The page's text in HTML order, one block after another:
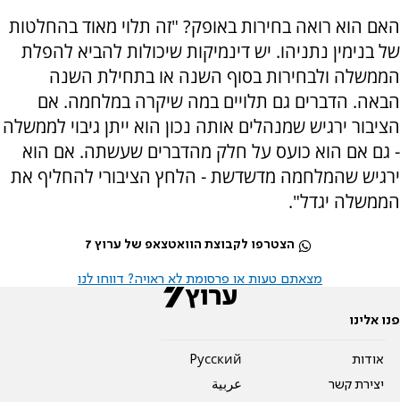
האם הוא רואה בחירות באופק? "זה תלוי מאוד בהחלטות
של בנימין נתניהו. יש דינמיקות שיכולות להביא להפלת
הממשלה ולבחירות בסוף השנה או בתחילת השנה
הבאה. הדברים גם תלויים במה שיקרה במלחמה. אם
הציבור ירגיש שמנהלים אותה נכון הוא ייתן גיבוי לממשלה
- גם אם הוא כועס על חלק מהדברים שעשתה. אם הוא
ירגיש שהמלחמה מדשדשת - הלחץ הציבורי להחליף את
הממשלה יגדל".
הצטרפו לקבוצת הוואטצאפ של ערוץ 7
מצאתם טעות או פרסומת לא ראויה? דווחו לנו
פנו אלינו
אודות
יצירת קשר
Pусский
عربية